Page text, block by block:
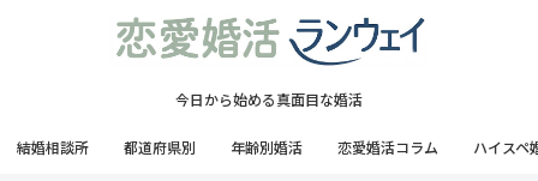
今日から始める真面目な婚活
結婚相談所 都道府県別 年齢別婚活 恋愛婚活コラム ハイスペ